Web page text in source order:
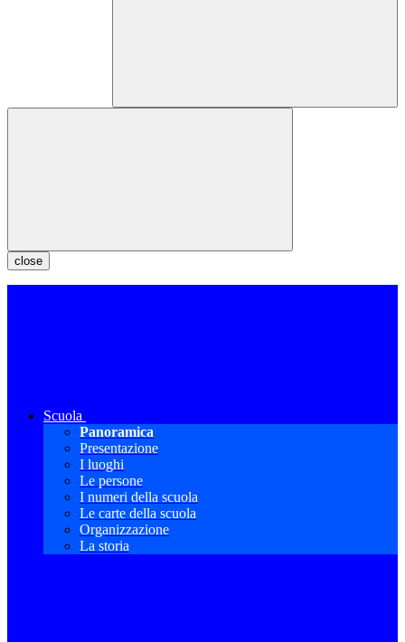
close
Scuola
Panoramica
Presentazione
I luoghi
Le persone
I numeri della scuola
Le carte della scuola
Organizzazione
La storia